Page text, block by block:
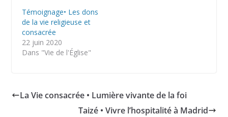
Témoignage• Les dons
de la vie religieuse et
consacrée
22 juin 2020
Dans "Vie de l'Église"
La Vie consacrée • Lumière vivante de la foi
Taizé • Vivre l’hospitalité à Madrid